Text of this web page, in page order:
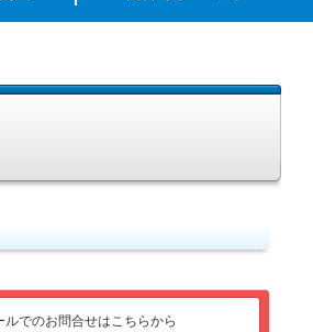
ルでのお問合せはこちらから